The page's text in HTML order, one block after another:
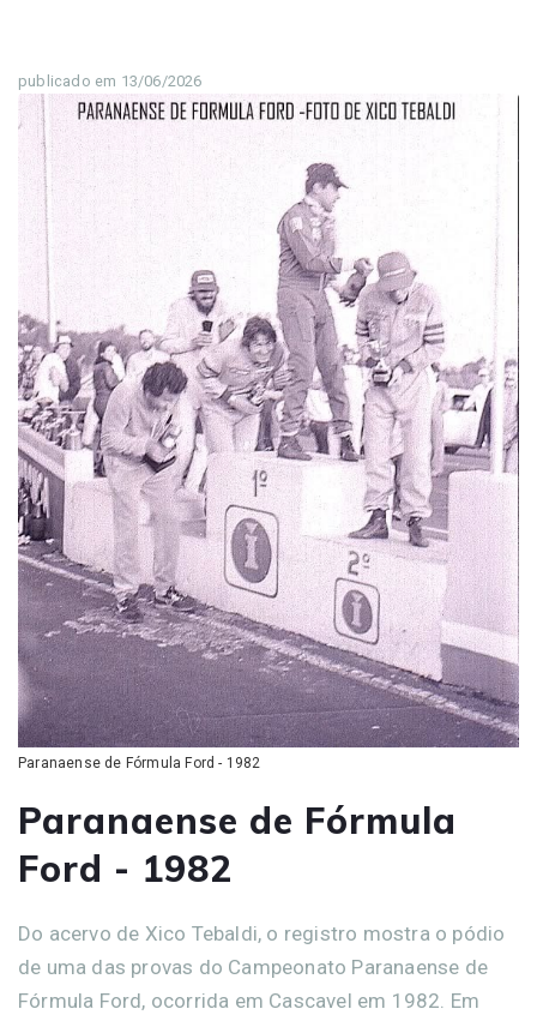
publicado em 13/06/2026
Paranaense de Fórmula Ford - 1982
Paranaense de Fórmula
Ford - 1982
Do acervo de Xico Tebaldi, o registro mostra o pódio
de uma das provas do Campeonato Paranaense de
Fórmula Ford, ocorrida em Cascavel em 1982. Em